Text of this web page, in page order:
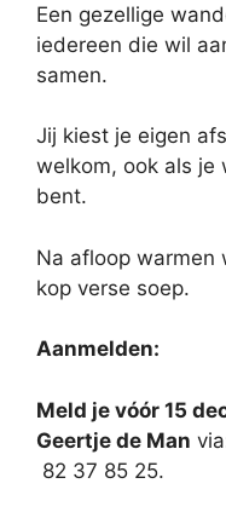
Een gezellige
iedereen die wil
samen.
Jij kiest je eigen
welkom, ook als je
bent.
Na afloop warmen
kop verse soep.
Aanmelden:
Meld je vóór 15
Geertje de Man
82 37 85 25.